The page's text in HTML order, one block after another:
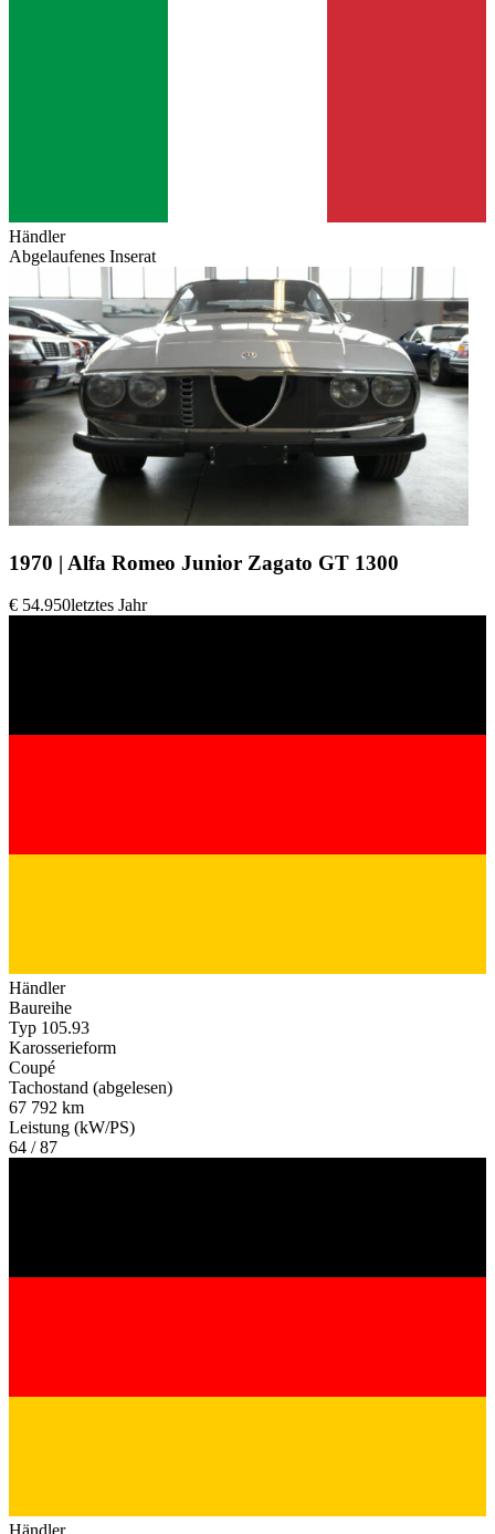
Händler
Abgelaufenes Inserat
1970 | Alfa Romeo Junior Zagato GT 1300
€ 54.950letztes Jahr
Händler
Baureihe
Typ 105.93
Karosserieform
Coupé
Tachostand (abgelesen)
67 792 km
Leistung (kW/PS)
64 / 87